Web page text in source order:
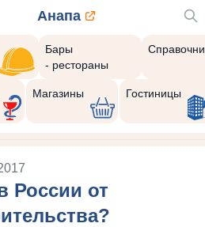
Анапа
Бары
- рестораны
Магазины Гостиницы
России от